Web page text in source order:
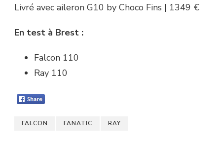
Livré avec aileron G10 by Choco Fins | 1349 €
En test à Brest :
Falcon 110
Ray 110
FALCON FANATIC RAY